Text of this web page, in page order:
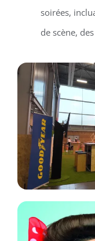
soirées,
de scène,